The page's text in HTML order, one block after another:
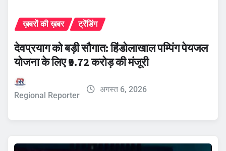
ख़बरों की ख़बर ट्रेंडिंग
देवप्रयाग को बड़ी सौगात: हिंडोलाखाल पम्पिंग पेयजल
योजना के लिए ₹9.72 करोड़ की मंजूरी
Regional Reporter
अगस्त 6, 2026